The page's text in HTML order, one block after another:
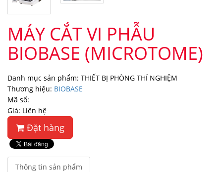
MÁY CẮT VI PHẪU
BIOBASE (MICROTOME)
Danh mục sản phẩm: THIẾT BỊ PHÒNG THÍ NGHIỆM
Thương hiệu: BIOBASE
Mã số:
Giá: Liên hệ
Đặt hàng
Thông tin sản phẩm